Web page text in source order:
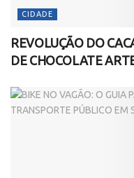
CIDADE
REVOLUÇÃO DO
DE CHOCOLATE